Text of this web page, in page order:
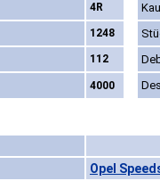
4R
1248
112
4000
Opel